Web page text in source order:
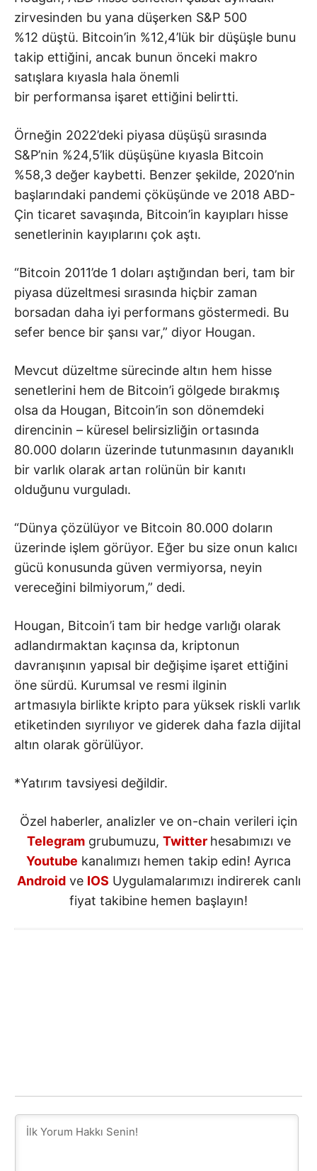
zirvesinden bu yana düşerken S&P 500
%12 düştü. Bitcoin’in %12,4’lük bir düşüşle bunu
takip ettiğini, ancak bunun önceki makro
satışlara kıyasla hala önemli
bir performansa işaret ettiğini belirtti.
Örneğin 2022’deki piyasa düşüşü sırasında
S&P’nin %24,5’lik düşüşüne kıyasla Bitcoin
%58,3 değer kaybetti. Benzer şekilde, 2020’nin
başlarındaki pandemi çöküşünde ve 2018 ABD-
Çin ticaret savaşında, Bitcoin’in kayıpları hisse
senetlerinin kayıplarını çok aştı.
“Bitcoin 2011’de 1 doları aştığından beri, tam bir
piyasa düzeltmesi sırasında hiçbir zaman
borsadan daha iyi performans göstermedi. Bu
sefer bence bir şansı var,” diyor Hougan.
Mevcut düzeltme sürecinde altın hem hisse
senetlerini hem de Bitcoin’i gölgede bırakmış
olsa da Hougan, Bitcoin’in son dönemdeki
direncinin – küresel belirsizliğin ortasında
80.000 doların üzerinde tutunmasının dayanıklı
bir varlık olarak artan rolünün bir kanıtı
olduğunu vurguladı.
“Dünya çözülüyor ve Bitcoin 80.000 doların
üzerinde işlem görüyor. Eğer bu size onun kalıcı
gücü konusunda güven vermiyorsa, neyin
vereceğini bilmiyorum,” dedi.
Hougan, Bitcoin’i tam bir hedge varlığı olarak
adlandırmaktan kaçınsa da, kriptonun
davranışının yapısal bir değişime işaret ettiğini
öne sürdü. Kurumsal ve resmi ilginin
artmasıyla birlikte kripto para yüksek riskli varlık
etiketinden sıyrılıyor ve giderek daha fazla dijital
altın olarak görülüyor.
*Yatırım tavsiyesi değildir.
Özel haberler, analizler ve on-chain verileri için
Telegramgrubumuzu, Twitter hesabımızı ve
Youtube kanalımızı hemen takip edin! Ayrıca
Androidve IOS Uygulamalarımızı indirerek canlı
fiyat takibine hemen başlayın!